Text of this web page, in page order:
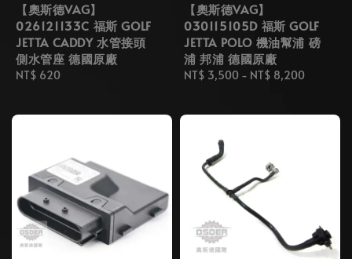
【奧斯德VAG】
026121133C 福斯 GOLF
JETTA CADDY 水管接頭
側水管座 德國原廠
Regular
NT$ 620
【奧斯德VAG】
030115105D 福斯 GOLF
JETTA POLO 機油幫浦 磅
浦 邦浦 德國原廠
Regular
NT$ 3,500 - NT$ 8,200